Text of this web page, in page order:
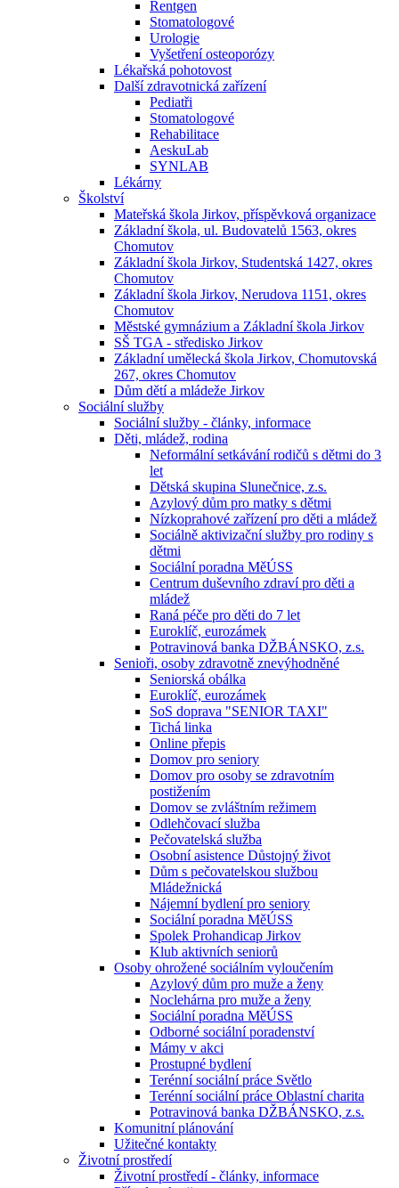
Rentgen
Stomatologové
Urologie
Vyšetření osteoporózy
Lékařská pohotovost
Další zdravotnická zařízení
Pediatři
Stomatologové
Rehabilitace
AeskuLab
SYNLAB
Lékárny
Školství
Mateřská škola Jirkov, příspěvková organizace
Základní škola, ul. Budovatelů 1563, okres
Chomutov
Základní škola Jirkov, Studentská 1427, okres
Chomutov
Základní škola Jirkov, Nerudova 1151, okres
Chomutov
Městské gymnázium a Základní škola Jirkov
SŠ TGA - středisko Jirkov
Základní umělecká škola Jirkov, Chomutovská
267, okres Chomutov
Dům dětí a mládeže Jirkov
Sociální služby
Sociální služby - články, informace
Děti, mládež, rodina
Neformální setkávání rodičů s dětmi do 3
let
Dětská skupina Slunečnice, z.s.
Azylový dům pro matky s dětmi
Nízkoprahové zařízení pro děti a mládež
Sociálně aktivizační služby pro rodiny s
dětmi
Sociální poradna MěÚSS
Centrum duševního zdraví pro děti a
mládež
Raná péče pro děti do 7 let
Euroklíč, eurozámek
Potravinová banka DŽBÁNSKO, z.s.
Senioři, osoby zdravotně znevýhodněné
Seniorská obálka
Euroklíč, eurozámek
SoS doprava "SENIOR TAXI"
Tichá linka
Online přepis
Domov pro seniory
Domov pro osoby se zdravotním
postižením
Domov se zvláštním režimem
Odlehčovací služba
Pečovatelská služba
Osobní asistence Důstojný život
Dům s pečovatelskou službou
Mládežnická
Nájemní bydlení pro seniory
Sociální poradna MěÚSS
Spolek Prohandicap Jirkov
Klub aktivních seniorů
Osoby ohrožené sociálním vyloučením
Azylový dům pro muže a ženy
Noclehárna pro muže a ženy
Sociální poradna MěÚSS
Odborné sociální poradenství
Mámy v akci
Prostupné bydlení
Terénní sociální práce Světlo
Terénní sociální práce Oblastní charita
Potravinová banka DŽBÁNSKO, z.s.
Komunitní plánování
Užitečné kontakty
Životní prostředí
Životní prostředí - články, informace